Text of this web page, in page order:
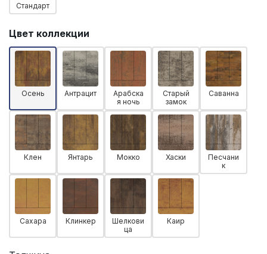
Стандарт
Цвет коллекции
Осень Антрацит
Арабска
я ночь
Старый
замок
Саванна
Клен Янтарь Мокко Хаски
Песчани
к
Сахара Клинкер
Шелкови
ца
Каир